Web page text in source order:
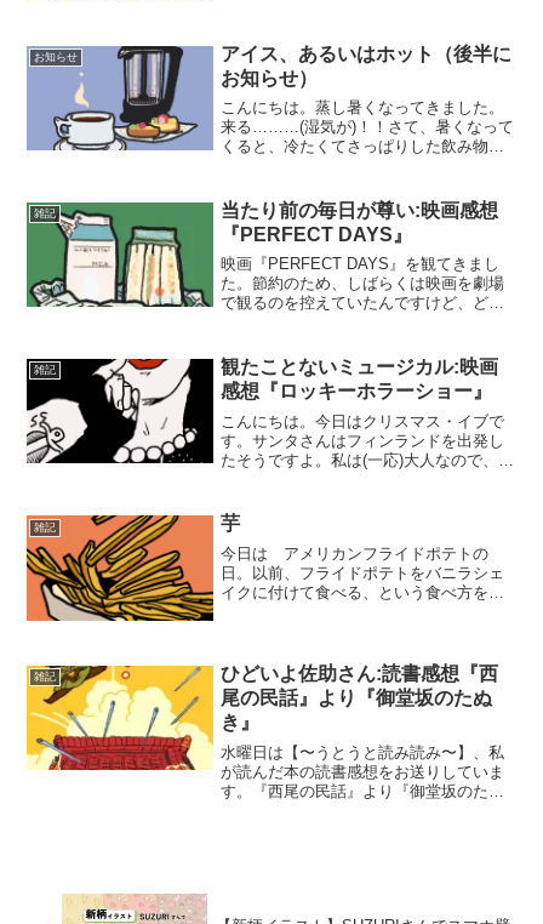
お知らせ
アイス、あるいはホット（後半に
お知らせ）
こんにちは。蒸し暑くなってきました。
来る………(湿気が)！！さて、暑くなって
くると、冷たくてさっぱりした飲み物が
コーヒーをよく飲みます。ミル（グライ
ンダー）で豆をガリゴ...
雑記
当たり前の毎日が尊い:映画感想
『PERFECT DAYS』
映画『PERFECT DAYS』を観てきまし
た。節約のため、しばらくは映画を劇場
で観るのを控えていたんですけど、どう
場での映画は、なんか、違います。そん
なわけで、今回は...
雑記
観たことないミュージカル:映画
感想『ロッキーホラーショー』
こんにちは。今日はクリスマス・イブで
す。サンタさんはフィンランドを出発し
たそうですよ。私は(一応)大人なので、プ
ていたんですが、今年は我慢します。欲
しいものや行きたいと...
雑記 芋
今日は アメリカンフライドポテトの
日。以前、フライドポテトをバニラシェ
イクに付けて食べる、という食べ方を海
れが。ゴクリ…。食べ切れな...
雑記
ひどいよ佐助さん:読書感想『西
尾の民話』より『御堂坂のたぬ
き』
水曜日は【〜うとうと読み読み〜】、私
が読んだ本の読書感想をお送りしていま
す。『西尾の民話』より『御堂坂のたぬ